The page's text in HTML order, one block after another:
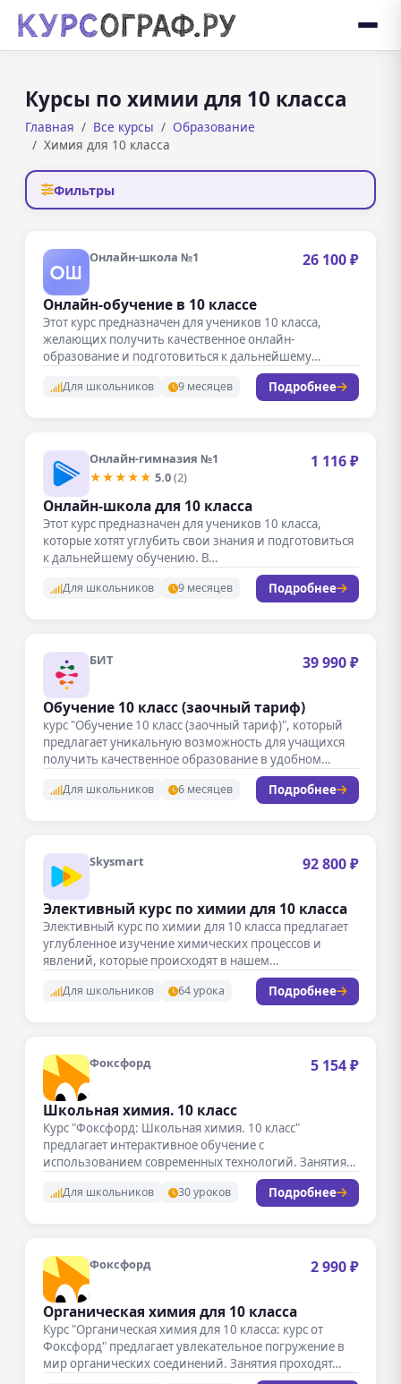
Курсы по химии для 10 класса
Главная Все курсы
Образование
Химия для 10 класса
Фильтры
Онлайн-школа №1 26 100 ₽
Онлайн-обучение в 10 классе
Этот курс предназначен для учеников 10 класса,
желающих получить качественное онлайн-
образование и подготовиться к дальнейшему
Для школьников 9 месяцев Подробнее
Онлайн-гимназия №1
★★★★★ 5.0(2)
1 116 ₽
Онлайн-школа для 10 класса
Этот курс предназначен для учеников 10 класса,
которые хотят углубить свои знания и подготовиться
к дальнейшему обучению. В…
Для школьников 9 месяцев Подробнее
БИТ 39 990 ₽
Обучение 10 класс (заочный тариф)
курс "Обучение 10 класс (заочный тариф)", который
предлагает уникальную возможность для учащихся
получить качественное образование в удобном
Для школьников 6 месяцев Подробнее
Skysmart 92 800 ₽
Элективный курс по химии для 10 класса
Элективный курс по химии для 10 класса предлагает
углубленное изучение химических процессов и
явлений, которые происходят в нашем…
Для школьников 64 урока Подробнее
Фоксфорд 5 154 ₽
Школьная химия. 10 класс
Курс "Фоксфорд: Школьная химия. 10 класс"
предлагает интерактивное обучение с
использованием современных технологий. Занятия
Для школьников 30 уроков Подробнее
Фоксфорд 2 990 ₽
Органическая химия для 10 класса
Курс "Органическая химия для 10 класса: курс от
Фоксфорд" предлагает увлекательное погружение в
мир органических соединений. Занятия проходят…